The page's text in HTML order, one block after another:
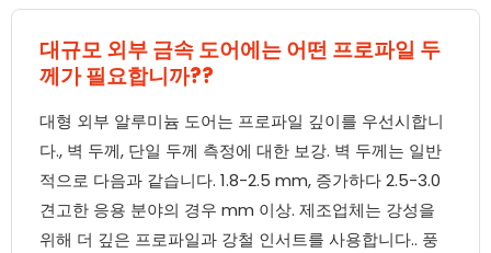
대규모 외부 금속 도어에는 어떤 프로파일 두
께가 필요합니까??
대형 외부 알루미늄 도어는 프로파일 깊이를 우선시합니
다., 벽 두께, 단일 두께 측정에 대한 보강. 벽 두께는 일반
적으로 다음과 같습니다. 1.8-2.5 mm, 증가하다 2.5-3.0
견고한 응용 분야의 경우 mm 이상. 제조업체는 강성을
위해 더 깊은 프로파일과 강철 인서트를 사용합니다.. 풍